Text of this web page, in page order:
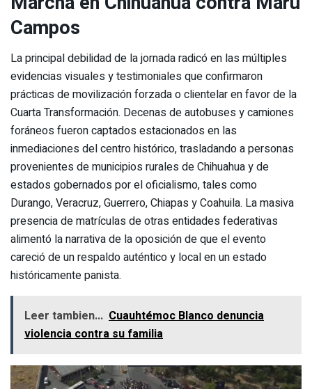
Campos
La principal debilidad de la jornada radicó en las múltiples
evidencias visuales y testimoniales que confirmaron
prácticas de movilización forzada o clientelar en favor de la
Cuarta Transformación. Decenas de autobuses y camiones
foráneos fueron captados estacionados en las
inmediaciones del centro histórico, trasladando a personas
provenientes de municipios rurales de Chihuahua y de
estados gobernados por el oficialismo, tales como
Durango, Veracruz, Guerrero, Chiapas y Coahuila. La masiva
presencia de matrículas de otras entidades federativas
alimentó la narrativa de la oposición de que el evento
careció de un respaldo auténtico y local en un estado
históricamente panista.
Leer tambien... Cuauhtémoc Blanco denuncia
violencia contra su familia